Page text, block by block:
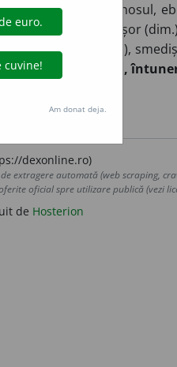
negru ca abanosul,
negricios, negrișor
(dim., pop.),
(pop.). V.
cafeniu,
dexonline.ro)
extragere automată (web scraping,
oficial spre utilizare publică (vezi
de Hosterion
Am donat deja.